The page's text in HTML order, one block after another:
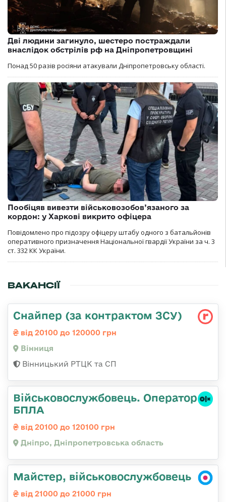
Дві людини загинуло, шестеро постраждали
внаслідок обстрілів рф на Дніпропетровщині
Понад 50 разів росіяни атакували Дніпропетровську області.
Пообіцяв вивезти військовозобов’язаного за
кордон: у Харкові викрито офіцера
Повідомлено про підозру офіцеру штабу одного з батальйонів
оперативного призначення Національної гвардії України за ч. 3
ст. 332 КК України.
ВАКАНСІЇ
Снайпер (за контрактом ЗСУ)
від 20100 до 120000 грн
Вінниця
Вінницький РТЦК та СП
Військовослужбовець. Оператор
БПЛА
від 20100 до 120100 грн
Дніпро, Дніпропетровська область
Майстер, військовослужбовець
від 21000 до 21000 грн